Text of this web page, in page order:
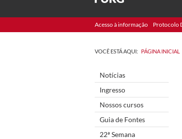
Acesso à informação Protocolo
VOCÊ ESTÁ AQUI: PÁGINA INICIAL
Notícias
Ingresso
Nossos cursos
Guia de Fontes
22ª Semana